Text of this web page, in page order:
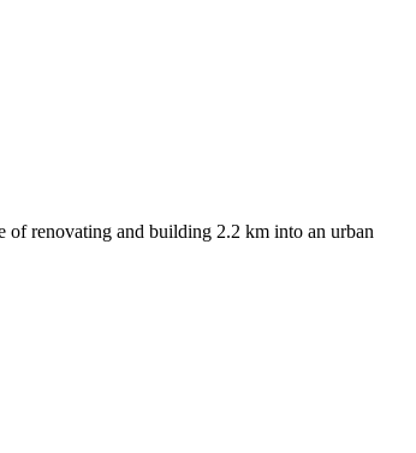
renovating and building 2.2 km into an urban